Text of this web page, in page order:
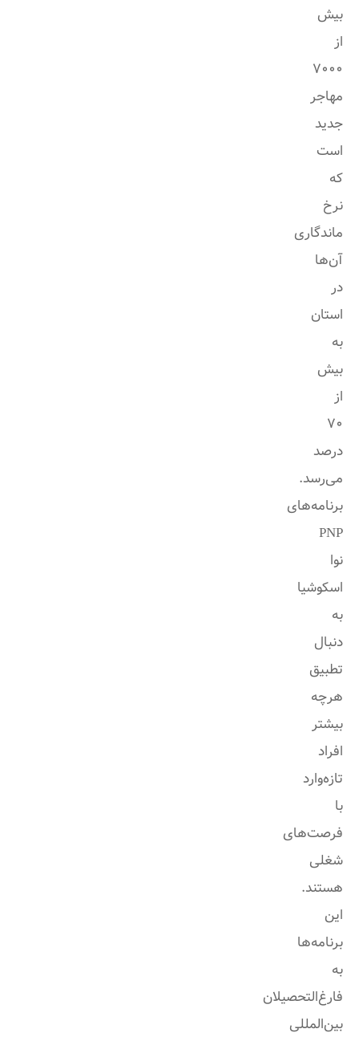
بیش
7000
مهاجر
جدید
است
که
نرخ
ماندگاری
آن‌ها
در
استان
به
بیش
70
درصد
می‌رسد.
برنامه‌های
PNP
نوا
اسکوشیا
به
دنبال
تطبیق
هرچه
بیشتر
افراد
تازه‌وارد
فرصت‌های
شغلی
هستند.
این
برنامه‌ها
به
فارغ‌التحصیلان
بین‌المللی